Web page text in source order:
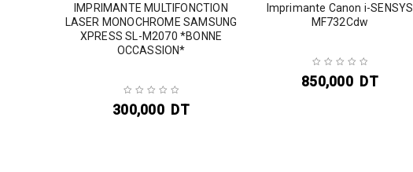
IMPRIMANTE MULTIFONCTION
LASER MONOCHROME SAMSUNG
XPRESS SL-M2070 *BONNE
OCCASSION*
300,000 DT
Imprimante Canon i-SENSYS
MF732Cdw
850,000 DT